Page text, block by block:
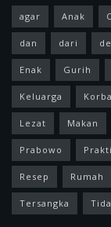
agar Anak
dan dari
Enak Gurih
Keluarga
Lezat Makan
Prabowo
Resep Rumah
Tersangka